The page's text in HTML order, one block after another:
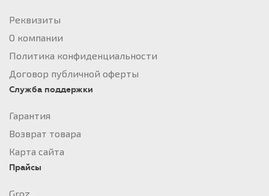
Реквизиты
О компании
Политика конфиденциальности
Договор публичной оферты
Служба поддержки
Гарантия
Возврат товара
Карта сайта
Прайсы
Groz